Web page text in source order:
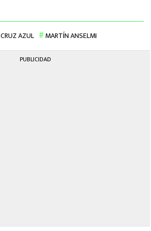
CRUZ AZUL MARTÍN ANSELMI
PUBLICIDAD